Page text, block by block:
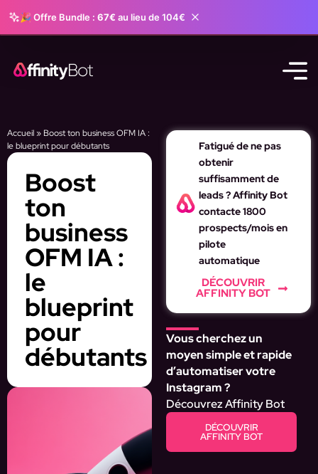
🎉 Offre Bundle : 67€ au lieu de 104€
Accueil» Boost ton business OFM IA :
le blueprint pour débutants
Boost
ton
business
OFM IA :
le
blueprint
pour
débutants
Fatigué de ne pas
obtenir
suffisamment de
leads ? Affinity Bot
contacte 1800
prospects/mois en
pilote
automatique
DÉCOUVRIR
AFFINITY BOT
Vous cherchez un
moyen simple et rapide
d’automatiser votre
Instagram ?
Découvrez Affinity Bot
DÉCOUVRIR
AFFINITY BOT